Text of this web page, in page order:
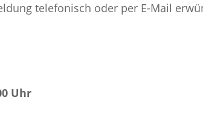
telefonisch oder per E-Mail
Uhr